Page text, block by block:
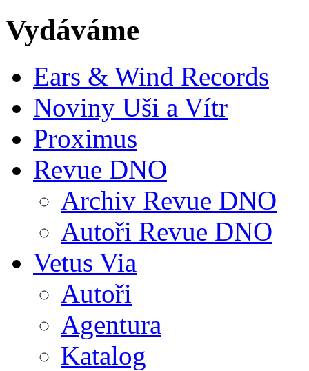
Vydáváme
Ears & Wind Records
Noviny Uši a Vítr
Proximus
Revue DNO
Archiv Revue DNO
Autoři Revue DNO
Vetus Via
Autoři
Agentura
Katalog